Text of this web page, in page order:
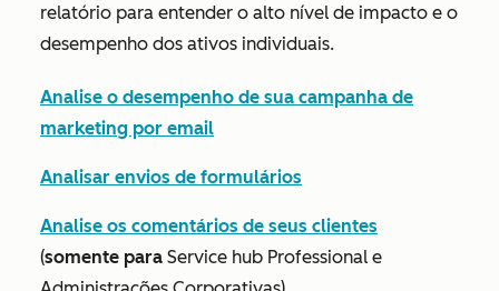
relatório para entender o alto nível de impacto e o
desempenho dos ativos individuais.
Analise o desempenho de sua campanha de
marketing por email
Analisar envios de formulários
Analise os comentários de seus clientes
(somente para Service hub Professional e